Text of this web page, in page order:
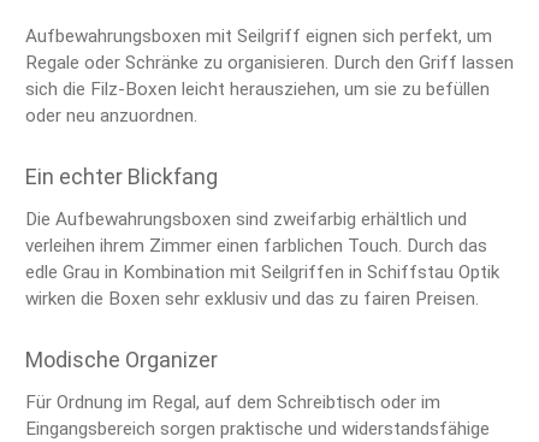
Aufbewahrungsboxen mit Seilgriff eignen sich perfekt, um
Regale oder Schränke zu organisieren. Durch den Griff lassen
sich die Filz-Boxen leicht herausziehen, um sie zu befüllen
oder neu anzuordnen.
Ein echter Blickfang
Die Aufbewahrungsboxen sind zweifarbig erhältlich und
verleihen ihrem Zimmer einen farblichen Touch. Durch das
edle Grau in Kombination mit Seilgriffen in Schiffstau Optik
wirken die Boxen sehr exklusiv und das zu fairen Preisen.
Modische Organizer
Für Ordnung im Regal, auf dem Schreibtisch oder im
Eingangsbereich sorgen praktische und widerstandsfähige